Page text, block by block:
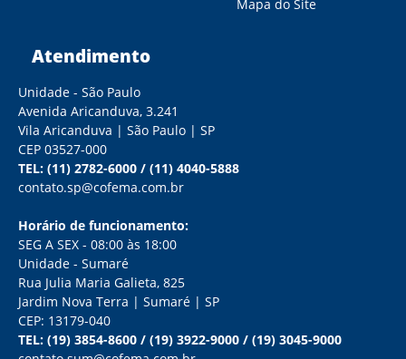
Mapa do Site
Atendimento
Unidade - São Paulo
Avenida Aricanduva, 3.241
Vila Aricanduva | São Paulo | SP
CEP 03527-000
TEL: (11) 2782-6000 / (11) 4040-5888
contato.sp@cofema.com.br
Horário de funcionamento:
SEG A SEX - 08:00 às 18:00
Unidade - Sumaré
Rua Julia Maria Galieta, 825
Jardim Nova Terra | Sumaré | SP
CEP: 13179-040
TEL: (19) 3854-8600 / (19) 3922-9000 / (19) 3045-9000